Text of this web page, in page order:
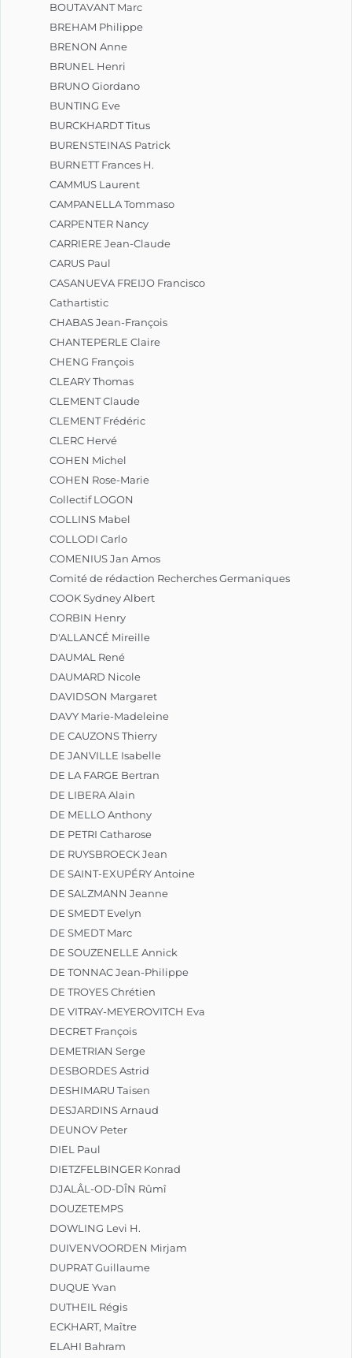
BOUTAVANT Marc
BREHAM Philippe
BRENON Anne
BRUNEL Henri
BRUNO Giordano
BUNTING Eve
BURCKHARDT Titus
BURENSTEINAS Patrick
BURNETT Frances H.
CAMMUS Laurent
CAMPANELLA Tommaso
CARPENTER Nancy
CARRIERE Jean-Claude
CARUS Paul
CASANUEVA FREIJO Francisco
Cathartistic
CHABAS Jean-François
CHANTEPERLE Claire
CHENG François
CLEARY Thomas
CLEMENT Claude
CLEMENT Frédéric
CLERC Hervé
COHEN Michel
COHEN Rose-Marie
Collectif LOGON
COLLINS Mabel
COLLODI Carlo
COMENIUS Jan Amos
Comité de rédaction Recherches Germaniques
COOK Sydney Albert
CORBIN Henry
D'ALLANCÉ Mireille
DAUMAL René
DAUMARD Nicole
DAVIDSON Margaret
DAVY Marie-Madeleine
DE CAUZONS Thierry
DE JANVILLE Isabelle
DE LA FARGE Bertran
DE LIBERA Alain
DE MELLO Anthony
DE PETRI Catharose
DE RUYSBROECK Jean
DE SAINT-EXUPÉRY Antoine
DE SALZMANN Jeanne
DE SMEDT Evelyn
DE SMEDT Marc
DE SOUZENELLE Annick
DE TONNAC Jean-Philippe
DE TROYES Chrétien
DE VITRAY-MEYEROVITCH Eva
DECRET François
DEMETRIAN Serge
DESBORDES Astrid
DESHIMARU Taisen
DESJARDINS Arnaud
DEUNOV Peter
DIEL Paul
DIETZFELBINGER Konrad
DJALÂL-OD-DÎN Rûmî
DOUZETEMPS
DOWLING Levi H.
DUIVENVOORDEN Mirjam
DUPRAT Guillaume
DUQUE Yvan
DUTHEIL Régis
ECKHART, Maître
ELAHI Bahram